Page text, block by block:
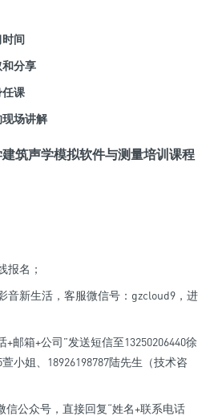
时间
分享
任课
场讲解
报名；
音新生活，客服微信号：gzcloud9，进
+邮箱+公司”发送短信至13250206440徐
小姐、18926198787陆先生（技术咨
信公众号，直接回复“姓名+联系电话